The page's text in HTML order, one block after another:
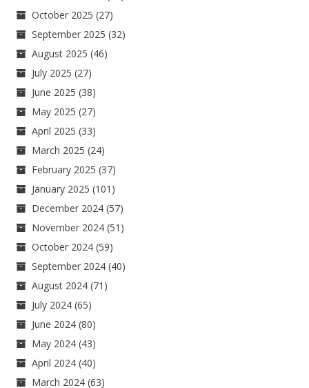
October 2025 (27)
September 2025 (32)
August 2025 (46)
July 2025 (27)
June 2025 (38)
May 2025 (27)
April 2025 (33)
March 2025 (24)
February 2025 (37)
January 2025 (101)
December 2024 (57)
November 2024 (51)
October 2024 (59)
September 2024 (40)
August 2024 (71)
July 2024 (65)
June 2024 (80)
May 2024 (43)
April 2024 (40)
March 2024 (63)